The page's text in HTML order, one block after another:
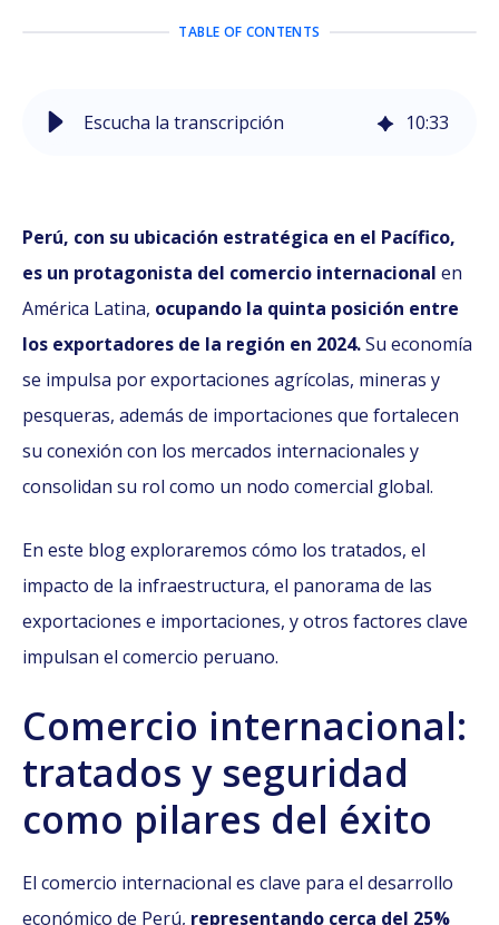
TABLE OF CONTENTS
Escucha la transcripción 10:33
Perú, con su ubicación estratégica en el Pacífico,
es un protagonista del comercio internacional en
América Latina, ocupando la quinta posición entre
los exportadores de la región en 2024.Su economía
se impulsa por exportaciones agrícolas, mineras y
pesqueras, además de importaciones que fortalecen
su conexión con los mercados internacionales y
consolidan su rol como un nodo comercial global.
En este blog exploraremos cómo los tratados, el
impacto de la infraestructura, el panorama de las
exportaciones e importaciones, y otros factores clave
impulsan el comercio peruano.
Comercio internacional:
tratados y seguridad
como pilares del éxito
El comercio internacional es clave para el desarrollo
económico de Perú, representando cerca del 25%